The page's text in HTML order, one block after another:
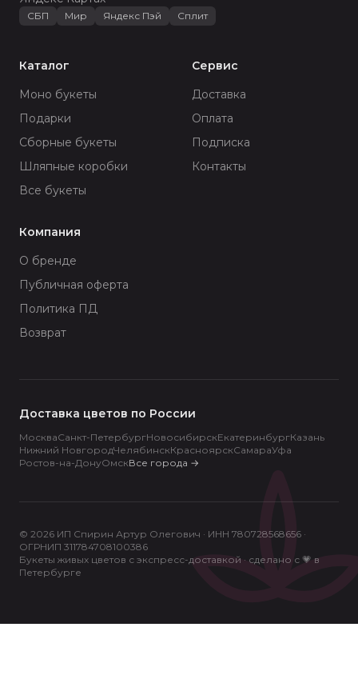
СБП Мир Яндекс Пэй Сплит
Каталог
Моно букеты
Подарки
Сборные букеты
Шляпные коробки
Все букеты
Сервис
Доставка
Оплата
Подписка
Контакты
Компания
О бренде
Публичная оферта
Политика ПД
Возврат
Доставка цветов по России
МоскваСанкт-ПетербургНовосибирскЕкатеринбургКазань
Нижний НовгородЧелябинскКрасноярскСамараУфа
Ростов-на-ДонуОмскВсе города →
© 2026 ИП Спирин Артур Олегович · ИНН 780728568656 ·
ОГРНИП 311784708100386
Букеты живых цветов с экспресс-доставкой · сделано с 💗 в
Петербурге